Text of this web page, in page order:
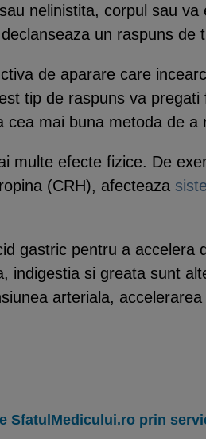
sau nelinistita, corpul sau va
un raspuns de
de aparare care
tip de raspuns va
mai buna metoda de a
multe efecte fizice. De
(CRH), afecteaza
gastric pentru a accelera
indigestia si greata sunt
arteriala,
SfatulMedicului.ro prin